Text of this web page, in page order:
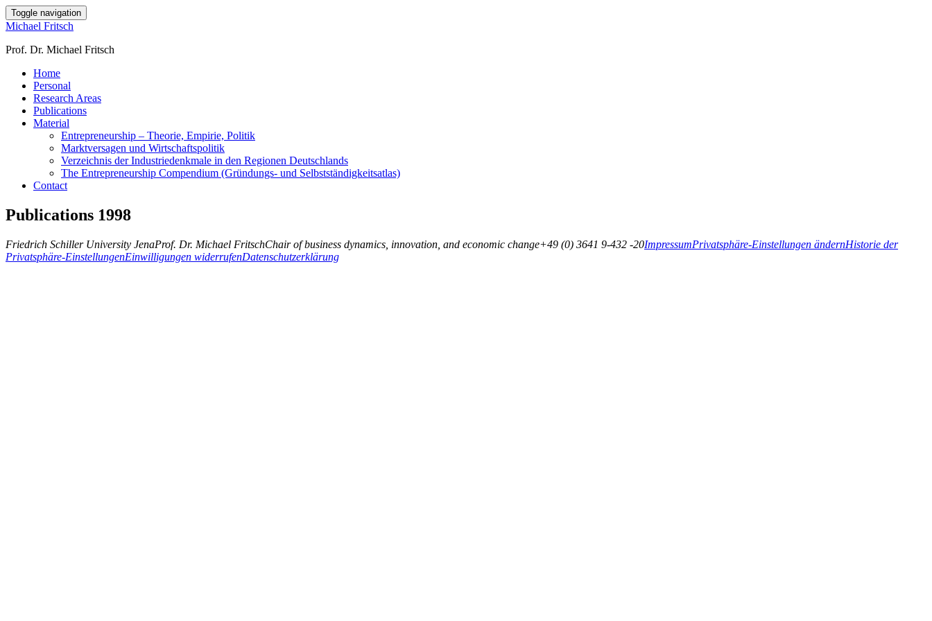
Toggle navigation
Michael Fritsch
Prof. Dr. Michael Fritsch
Home
Personal
Research Areas
Publications
Material
Entrepreneurship – Theorie, Empirie, Politik
Marktversagen und Wirtschaftspolitik
Verzeichnis der Industriedenkmale in den Regionen Deutschlands
The Entrepreneurship Compendium (Gründungs- und Selbstständigkeitsatlas)
Contact
Publications 1998
Friedrich Schiller University JenaProf. Dr. Michael FritschChair of business dynamics, innovation, and economic change+49 (0) 3641 9-432 -20ImpressumPrivatsphäre-Einstellungen ändernHistorie der
Privatsphäre-EinstellungenEinwilligungen widerrufenDatenschutzerklärung